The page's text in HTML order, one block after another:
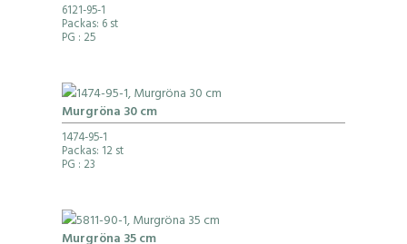
6121-95-1
Packas: 6 st
PG : 25
Murgröna 30 cm
1474-95-1
Packas: 12 st
PG : 23